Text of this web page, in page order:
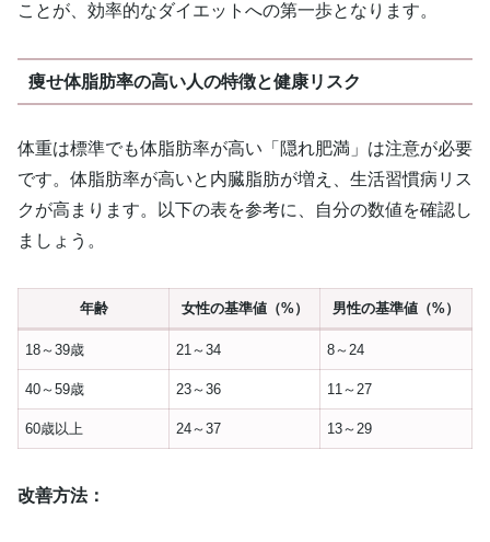
ことが、効率的なダイエットへの第一歩となります。
痩せ体脂肪率の高い人の特徴と健康リスク
体重は標準でも体脂肪率が高い「隠れ肥満」は注意が必要
です。体脂肪率が高いと内臓脂肪が増え、生活習慣病リス
クが高まります。以下の表を参考に、自分の数値を確認し
ましょう。
年齢 女性の基準値（%） 男性の基準値（%）
18～39歳 21～34 8～24
40～59歳 23～36 11～27
60歳以上 24～37 13～29
改善方法：